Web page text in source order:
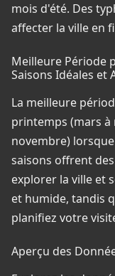
mois d'été. Des
affecter la ville en
Meilleure Période
Saisons Idéales et
La meilleure
printemps (mars à
novembre)
saisons offrent
explorer la ville et
et humide, tandis
planifiez votre
Aperçu des